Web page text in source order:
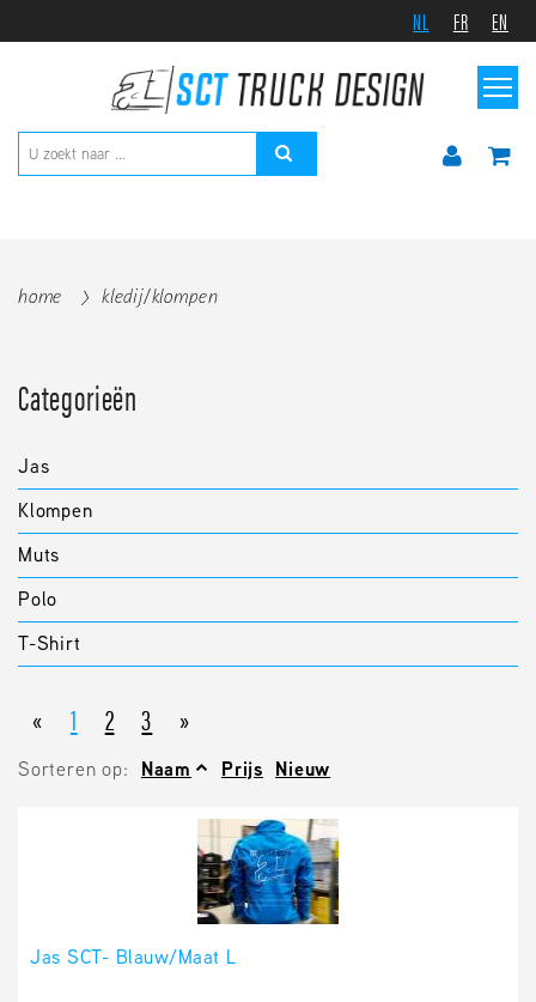
NL FR EN
home kledij/klompen
Categorieën
Jas
Klompen
Muts
Polo
T-Shirt
« 1 2 3 »
Sorteren op: Naam Prijs Nieuw
Jas SCT- Blauw/Maat L